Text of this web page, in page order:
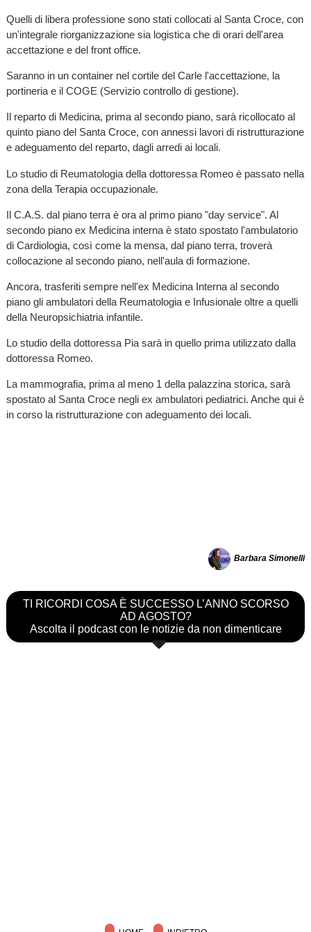
Quelli di libera professione sono stati collocati al Santa Croce, con
un'integrale riorganizzazione sia logistica che di orari dell'area
accettazione e del front office.
Saranno in un container nel cortile del Carle l'accettazione, la
portineria e il COGE (Servizio controllo di gestione).
Il reparto di Medicina, prima al secondo piano, sarà ricollocato al
quinto piano del Santa Croce, con annessi lavori di ristrutturazione
e adeguamento del reparto, dagli arredi ai locali.
Lo studio di Reumatologia della dottoressa Romeo è passato nella
zona della Terapia occupazionale.
Il C.A.S. dal piano terra è ora al primo piano "day service". Al
secondo piano ex Medicina interna è stato spostato l'ambulatorio
di Cardiologia, così come la mensa, dal piano terra, troverà
collocazione al secondo piano, nell'aula di formazione.
Ancora, trasferiti sempre nell'ex Medicina Interna al secondo
piano gli ambulatori della Reumatologia e Infusionale oltre a quelli
della Neuropsichiatria infantile.
Lo studio della dottoressa Pia sarà in quello prima utilizzato dalla
dottoressa Romeo.
La mammografia, prima al meno 1 della palazzina storica, sarà
spostato al Santa Croce negli ex ambulatori pediatrici. Anche qui è
in corso la ristrutturazione con adeguamento dei locali.
Barbara Simonelli
TI RICORDI COSA È SUCCESSO L’ANNO SCORSO
AD AGOSTO?
Ascolta il podcast con le notizie da non dimenticare